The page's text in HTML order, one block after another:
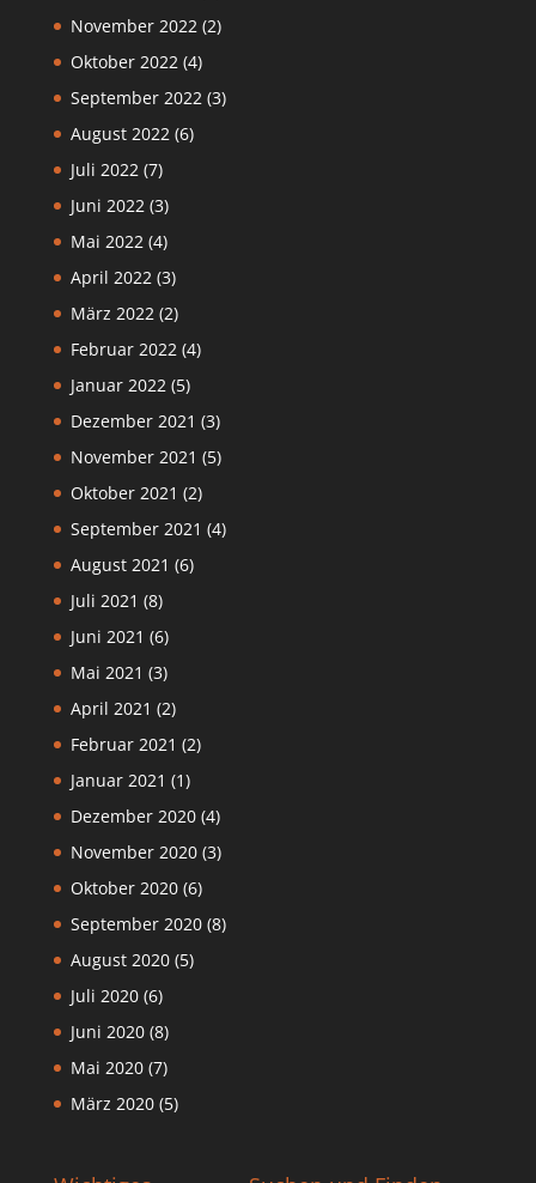
November 2022(2)
Oktober 2022(4)
September 2022(3)
August 2022(6)
Juli 2022(7)
Juni 2022(3)
Mai 2022(4)
April 2022(3)
März 2022(2)
Februar 2022(4)
Januar 2022(5)
Dezember 2021 (3)
November 2021 (5)
Oktober 2021 (2)
September 2021 (4)
August 2021 (6)
Juli 2021 (8)
Juni 2021 (6)
Mai 2021 (3)
April 2021 (2)
Februar 2021 (2)
Januar 2021 (1)
Dezember 2020(4)
November 2020(3)
Oktober 2020(6)
September 2020(8)
August 2020(5)
Juli 2020(6)
Juni 2020(8)
Mai 2020(7)
März 2020(5)